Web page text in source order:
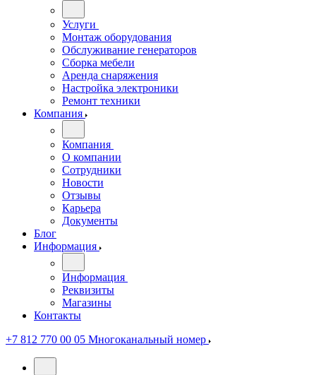
Услуги
Монтаж оборудования
Обслуживание генераторов
Сборка мебели
Аренда снаряжения
Настройка электроники
Ремонт техники
Компания
Компания
О компании
Сотрудники
Новости
Отзывы
Карьера
Документы
Блог
Информация
Информация
Реквизиты
Магазины
Контакты
+7 812 770 00 05 Многоканальный номер